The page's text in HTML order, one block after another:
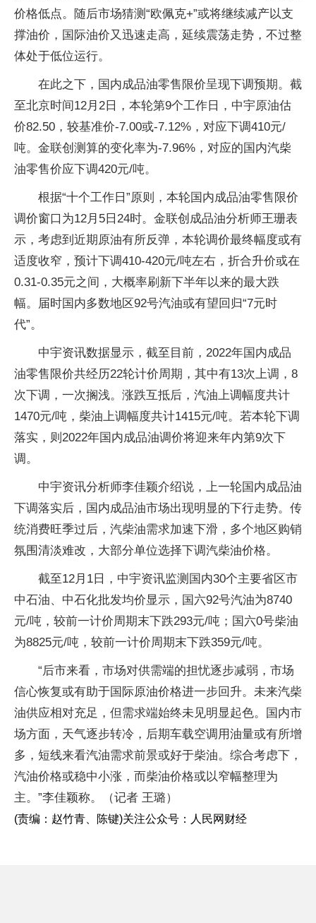
价格低点。随后市场猜测“欧佩克+”或将继续减产以支
撑油价，国际油价又迅速走高，延续震荡走势，不过整
体处于低位运行。
在此之下，国内成品油零售限价呈现下调预期。截
至北京时间12月2日，本轮第9个工作日，中宇原油估
价82.50，较基准价-7.00或-7.12%，对应下调410元/
吨。金联创测算的变化率为-7.96%，对应的国内汽柴
油零售价应下调420元/吨。
根据“十个工作日”原则，本轮国内成品油零售限价
调价窗口为12月5日24时。金联创成品油分析师王珊表
示，考虑到近期原油有所反弹，本轮调价最终幅度或有
适度收窄，预计下调410-420元/吨左右，折合升价或在
0.31-0.35元之间，大概率刷新下半年以来的最大跌
幅。届时国内多数地区92号汽油或有望回归“7元时
代”。
中宇资讯数据显示，截至目前，2022年国内成品
油零售限价共经历22轮计价周期，其中有13次上调，8
次下调，一次搁浅。涨跌互抵后，汽油上调幅度共计
1470元/吨，柴油上调幅度共计1415元/吨。若本轮下调
落实，则2022年国内成品油调价将迎来年内第9次下
调。
中宇资讯分析师李佳颖介绍说，上一轮国内成品油
下调落实后，国内成品油市场出现明显的下行走势。传
统消费旺季过后，汽柴油需求加速下滑，多个地区购销
氛围清淡难改，大部分单位选择下调汽柴油价格。
截至12月1日，中宇资讯监测国内30个主要省区市
中石油、中石化批发均价显示，国六92号汽油为8740
元/吨，较前一计价周期末下跌293元/吨；国六0号柴油
为8825元/吨，较前一计价周期末下跌359元/吨。
“后市来看，市场对供需端的担忧逐步减弱，市场
信心恢复或有助于国际原油价格进一步回升。未来汽柴
油供应相对充足，但需求端始终未见明显起色。国内市
场方面，天气逐步转冷，后期车载空调用油量或有所增
多，短线来看汽油需求前景或好于柴油。综合考虑下，
汽油价格或稳中小涨，而柴油价格或以窄幅整理为
主。”李佳颖称。（记者 王璐）
(责编：赵竹青、陈键)关注公众号：人民网财经